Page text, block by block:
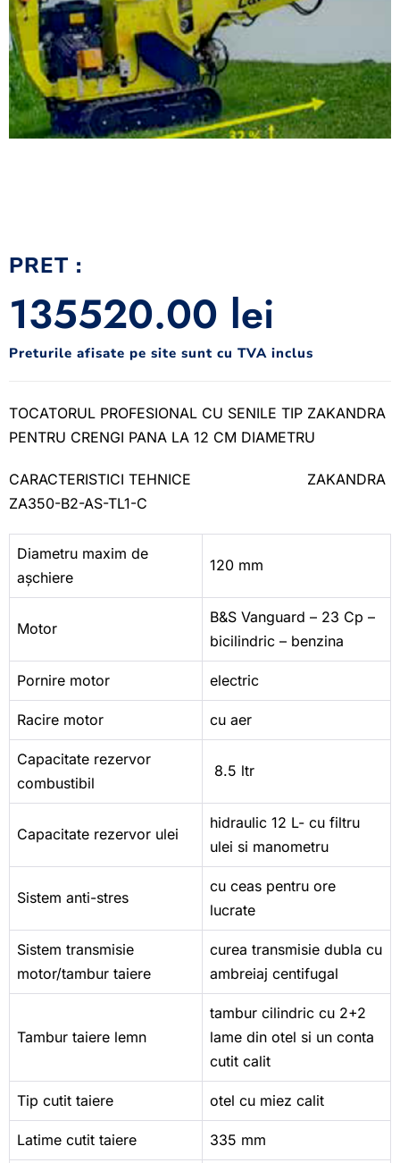
PRET :
135520.00 lei
Preturile afisate pe site sunt cu TVA inclus
TOCATORUL PROFESIONAL CU SENILE TIP ZAKANDRA
PENTRU CRENGI PANA LA 12 CM DIAMETRU
CARACTERISTICI TEHNICE ZAKANDRA
ZA350-B2-AS-TL1-C
Diametru maxim de
așchiere
120 mm
Motor
B&S Vanguard – 23 Cp –
bicilindric – benzina
Pornire motor electric
Racire motor cu aer
Capacitate rezervor
combustibil
8.5 ltr
Capacitate rezervor ulei
hidraulic 12 L- cu filtru
ulei si manometru
Sistem anti-stres
cu ceas pentru ore
lucrate
Sistem transmisie
motor/tambur taiere
curea transmisie dubla cu
ambreiaj centifugal
Tambur taiere lemn
tambur cilindric cu 2+2
lame din otel si un conta
cutit calit
Tip cutit taiere otel cu miez calit
Latime cutit taiere 335 mm